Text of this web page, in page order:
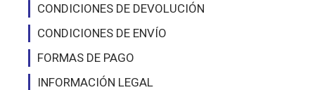
CONDICIONES DE DEVOLUCIÓN
CONDICIONES DE ENVÍO
FORMAS DE PAGO
INFORMACIÓN LEGAL